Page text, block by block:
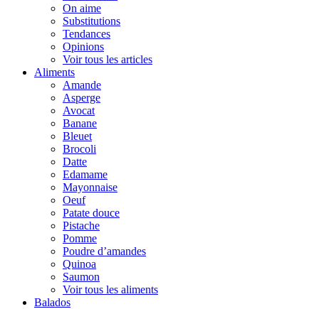
On aime
Substitutions
Tendances
Opinions
Voir tous les articles
Aliments
Amande
Asperge
Avocat
Banane
Bleuet
Brocoli
Datte
Edamame
Mayonnaise
Oeuf
Patate douce
Pistache
Pomme
Poudre d’amandes
Quinoa
Saumon
Voir tous les aliments
Balados